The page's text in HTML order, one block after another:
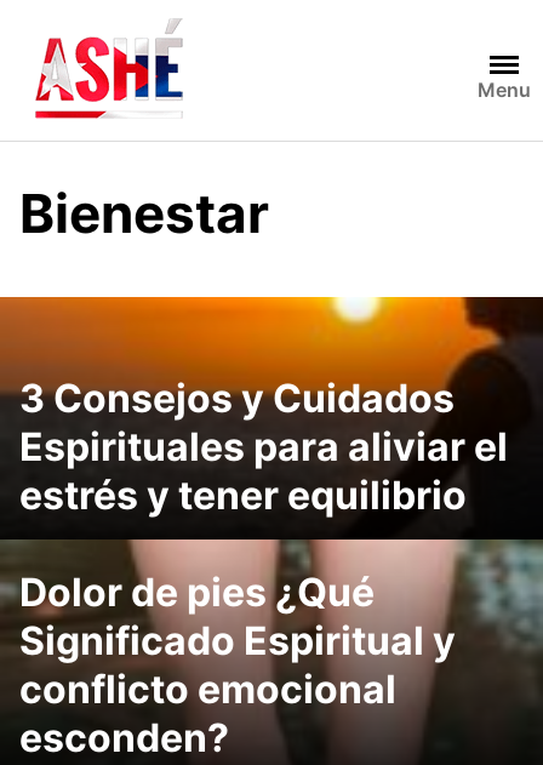
contenido
Menu
Bienestar
3 Consejos y Cuidados
Espirituales para aliviar el
estrés y tener equilibrio
Dolor de pies ¿Qué
Significado Espiritual y
conflicto emocional
esconden?